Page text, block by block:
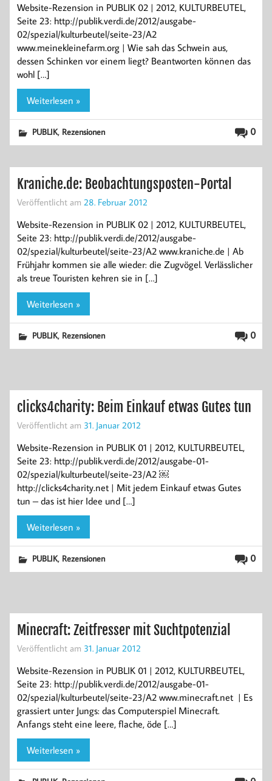
Website-Rezension in PUBLIK 02 | 2012, KULTURBEUTEL,
Seite 23: http://publik.verdi.de/2012/ausgabe-
02/spezial/kulturbeutel/seite-23/A2
www.meinekleinefarm.org | Wie sah das Schwein aus,
dessen Schinken vor einem liegt? Beantworten können das
wohl […]
Weiterlesen »
0
PUBLIK, Rezensionen
Kraniche.de: Beobachtungsposten-Portal
Veröffentlicht am 28. Februar 2012
Website-Rezension in PUBLIK 02 | 2012, KULTURBEUTEL,
Seite 23: http://publik.verdi.de/2012/ausgabe-
02/spezial/kulturbeutel/seite-23/A2 www.kraniche.de | Ab
Frühjahr kommen sie alle wieder: die Zugvögel. Verlässlicher
als treue Touristen kehren sie in […]
Weiterlesen »
0
PUBLIK, Rezensionen
clicks4charity: Beim Einkauf etwas Gutes tun
Veröffentlicht am 31. Januar 2012
Website-Rezension in PUBLIK 01 | 2012, KULTURBEUTEL,
Seite 23: http://publik.verdi.de/2012/ausgabe-01-
02/spezial/kulturbeutel/seite-23/A2 ￼
http://clicks4charity.net | Mit jedem Einkauf etwas Gutes
tun – das ist hier Idee und […]
Weiterlesen »
0
PUBLIK, Rezensionen
Minecraft: Zeitfresser mit Suchtpotenzial
Veröffentlicht am 31. Januar 2012
Website-Rezension in PUBLIK 01 | 2012, KULTURBEUTEL,
Seite 23: http://publik.verdi.de/2012/ausgabe-01-
02/spezial/kulturbeutel/seite-23/A2 www.minecraft.net | Es
grassiert unter Jungs: das Computerspiel Minecraft.
Anfangs steht eine leere, flache, öde […]
Weiterlesen »